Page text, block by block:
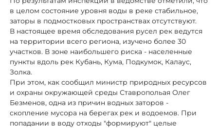
в целом состояние уровня воды в реке стабильное,
заторы в подмостковых пространствах отсутствуют.
В настоящее время обследования русел рек ведутся
на территории всего региона, изучено более 30
участков. В зоне наибольшего риска - населенные
пункты вдоль рек Кубань, Кума, Подкумок, Калаус,
Золка.
При этом, как сообщил министр природных ресурсов
и охраны окружающей среды Ставропольая Олег
Безменов, одна из причин водных заторов -
скопление мусора на берегах рек и водоемов. При
попадании в воду отходы "формируют" целые